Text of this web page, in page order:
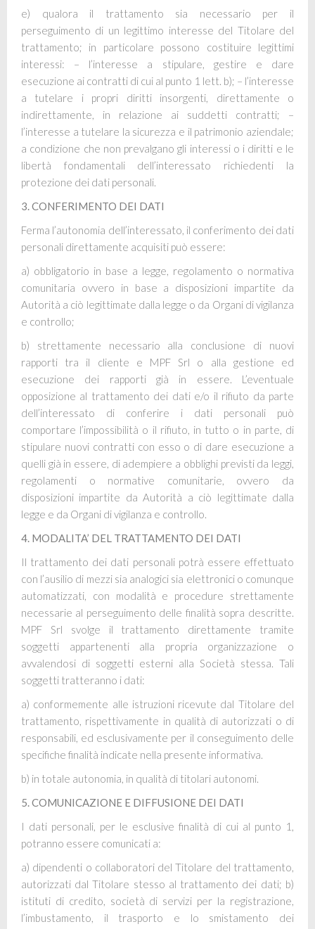
e) qualora il trattamento sia necessario per il
perseguimento di un legittimo interesse del Titolare del
trattamento; in particolare possono costituire legittimi
interessi: – l’interesse a stipulare, gestire e dare
esecuzione ai contratti di cui al punto 1 lett. b); – l’interesse
a tutelare i propri diritti insorgenti, direttamente o
indirettamente, in relazione ai suddetti contratti; –
l’interesse a tutelare la sicurezza e il patrimonio aziendale;
a condizione che non prevalgano gli interessi o i diritti e le
libertà fondamentali dell’interessato richiedenti la
protezione dei dati personali.
3. CONFERIMENTO DEI DATI
Ferma l’autonomia dell’interessato, il conferimento dei dati
personali direttamente acquisiti può essere:
a) obbligatorio in base a legge, regolamento o normativa
comunitaria ovvero in base a disposizioni impartite da
Autorità a ciò legittimate dalla legge o da Organi di vigilanza
e controllo;
b) strettamente necessario alla conclusione di nuovi
rapporti tra il cliente e MPF Srl o alla gestione ed
esecuzione dei rapporti già in essere. L’eventuale
opposizione al trattamento dei dati e/o il rifiuto da parte
dell’interessato di conferire i dati personali può
comportare l’impossibilità o il rifiuto, in tutto o in parte, di
stipulare nuovi contratti con esso o di dare esecuzione a
quelli già in essere, di adempiere a obblighi previsti da leggi,
regolamenti o normative comunitarie, ovvero da
disposizioni impartite da Autorità a ciò legittimate dalla
legge e da Organi di vigilanza e controllo.
4. MODALITA’ DEL TRATTAMENTO DEI DATI
Il trattamento dei dati personali potrà essere effettuato
con l’ausilio di mezzi sia analogici sia elettronici o comunque
automatizzati, con modalità e procedure strettamente
necessarie al perseguimento delle finalità sopra descritte.
MPF Srl svolge il trattamento direttamente tramite
soggetti appartenenti alla propria organizzazione o
avvalendosi di soggetti esterni alla Società stessa. Tali
soggetti tratteranno i dati:
a) conformemente alle istruzioni ricevute dal Titolare del
trattamento, rispettivamente in qualità di autorizzati o di
responsabili, ed esclusivamente per il conseguimento delle
specifiche finalità indicate nella presente informativa.
b) in totale autonomia, in qualità di titolari autonomi.
5. COMUNICAZIONE E DIFFUSIONE DEI DATI
I dati personali, per le esclusive finalità di cui al punto 1,
potranno essere comunicati a:
a) dipendenti o collaboratori del Titolare del trattamento,
autorizzati dal Titolare stesso al trattamento dei dati; b)
istituti di credito, società di servizi per la registrazione,
l’imbustamento, il trasporto e lo smistamento dei